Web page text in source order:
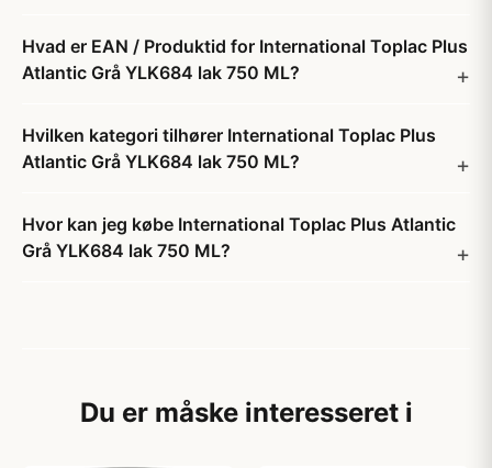
Hvad er EAN / Produktid for International Toplac Plus
Atlantic Grå YLK684 lak 750 ML?
Hvilken kategori tilhører International Toplac Plus
Atlantic Grå YLK684 lak 750 ML?
Hvor kan jeg købe International Toplac Plus Atlantic
Grå YLK684 lak 750 ML?
Du er måske interesseret i